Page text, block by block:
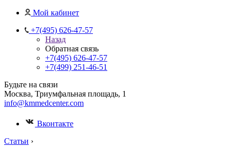
Мой кабинет
+7(495) 626-47-57
Назад
Обратная связь
+7(495) 626-47-57
+7(499) 251-46-51
Будьте на связи
Москва, Триумфальная площадь, 1
info@kmmedcenter.com
Вконтакте
Статьи ›